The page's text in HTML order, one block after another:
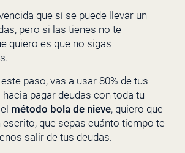
que sí se puede llevar un
pero si las tienes no te
quiero es que no sigas
paso, vas a usar 80% de tus
pagar deudas con toda tu
método bola de nieve, quiero que
escrito, que sepas cuánto tiempo te
salir de tus deudas.